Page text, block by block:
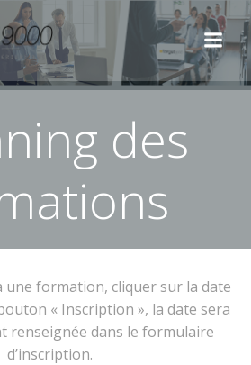
Aller
au
contenu
des
une formation, cliquer sur la date
« Inscription », la date sera
renseignée dans le formulaire
d’inscription.